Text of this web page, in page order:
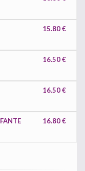
15.80 €
16.50 €
16.50 €
16.80 €